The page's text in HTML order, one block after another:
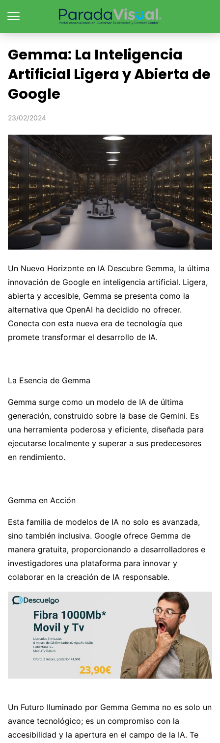
Gemma: La Inteligencia
Artificial Ligera y Abierta de
Google
23/02/2024
Un Nuevo Horizonte en IA Descubre Gemma, la última
innovación de Google en inteligencia artificial. Ligera,
abierta y accesible, Gemma se presenta como la
alternativa que OpenAI ha decidido no ofrecer.
Conecta con esta nueva era de tecnología que
promete transformar el desarrollo de IA.
La Esencia de Gemma
Gemma surge como un modelo de IA de última
generación, construido sobre la base de Gemini. Es
una herramienta poderosa y eficiente, diseñada para
ejecutarse localmente y superar a sus predecesores
en rendimiento.
Gemma en Acción
Esta familia de modelos de IA no solo es avanzada,
sino también inclusiva. Google ofrece Gemma de
manera gratuita, proporcionando a desarrolladores e
investigadores una plataforma para innovar y
colaborar en la creación de IA responsable.
Un Futuro Iluminado por Gemma Gemma no es solo un
avance tecnológico; es un compromiso con la
accesibilidad y la apertura en el campo de la IA. Te